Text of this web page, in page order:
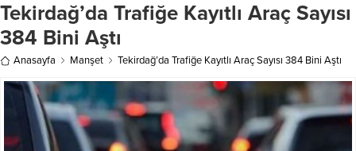
Tekirdağ’da Trafiğe Kayıtlı Araç Sayısı
384 Bini Aştı
Anasayfa Manşet Tekirdağ’da Trafiğe Kayıtlı Araç Sayısı 384 Bini Aştı